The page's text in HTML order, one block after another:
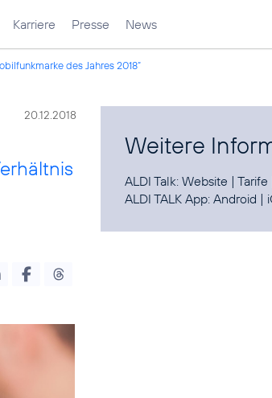
Karriere Presse News
des Jahres 2018“
20.12.2018
Weitere
ALDI Talk:Website |Tarife
ALDI TALK App:Android |